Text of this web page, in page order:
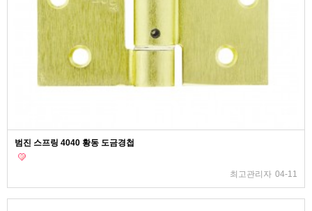
범진 스프링 4040 황동 도금경첩
최고관리자 04-11